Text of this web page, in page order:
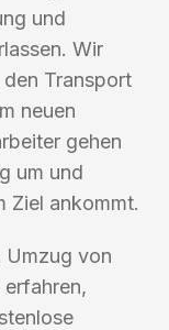
und
Wir
Transport
neuen
gehen
um und
Ziel ankommt.
Umzug von